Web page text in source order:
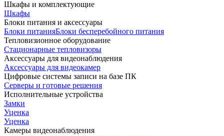
Шкафы и комплектующие
Шкафы
Блоки питания и аксессуары
Блоки питанияБлоки бесперебойного питания
Тепловизионное оборудование
Стационарные тепловизоры
Аксессуары для видеонаблюдения
Аксессуары для видеокамер
Цифровые системы записи на базе ПК
Серверы и готовые решения
Исполнительные устройства
Замки
Уценка
Уценка
Камеры видеонаблюдения